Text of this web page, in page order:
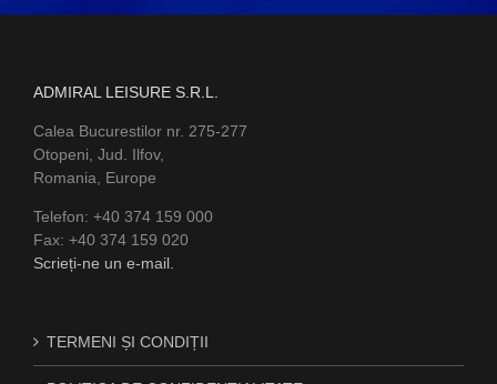
ADMIRAL LEISURE S.R.L.
Calea Bucurestilor nr. 275-277
Otopeni, Jud. Ilfov,
Romania, Europe
Telefon: +40 374 159 000
Fax: +40 374 159 020
Scrieți-ne un e-mail.
TERMENI ȘI CONDIȚII